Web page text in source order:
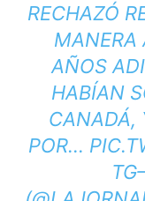
RECHAZÓ
MANERA
AÑOS
HABÍAN
CANADÁ,
POR…
TG